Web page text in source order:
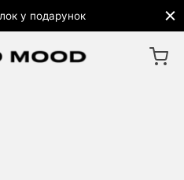
у подарунок